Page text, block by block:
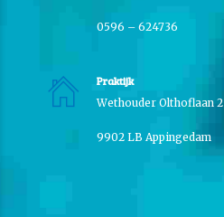
0596 – 624736
Praktijk
Wethouder Olthoflaan 2
9902 LB Appingedam